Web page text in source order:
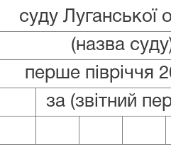
суду Луганської
(назва
перше півріччя
за (звітний